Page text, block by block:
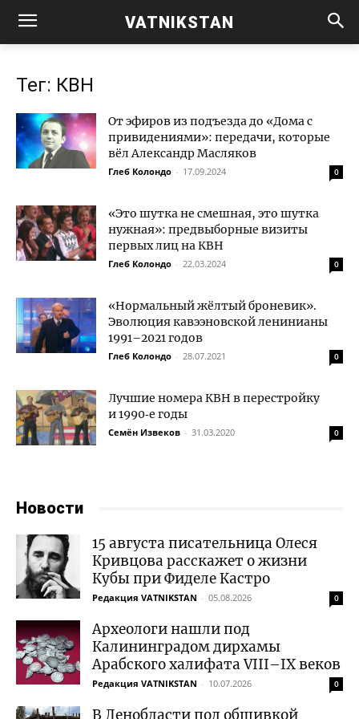
VATNIKSTAN
Тег: КВН
От эфиров из подъезда до «Дома с
привидениями»: передачи, которые
вёл Александр Масляков
Глеб Колондо - 17.09.2024 0
«Это шутка не смешная, это шутка
нужная»: предвыборные визиты
первых лиц на КВН
Глеб Колондо - 22.03.2024 0
«Нормальный жёлтый броневик».
Эволюция кавээновской ленинианы
1991–2021 годов
Глеб Колондо - 28.07.2021 0
Лучшие номера КВН в перестройку
и 1990‑е годы
Семён Извеков - 31.03.2020 0
Новости
15 августа писательница Олеся
Кривцова расскажет о жизни
Кубы при Фиделе Кастро
Редакция VATNIKSTAN - 05.08.2026 0
Археологи нашли под
Калининградом дирхамы
Арабского халифата VIII–IX веков
Редакция VATNIKSTAN - 10.07.2026 0
В Ленобласти под обшивкой